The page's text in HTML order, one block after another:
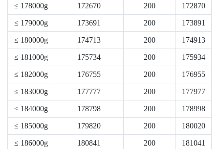
≤ 178000g 172670 200 172870
≤ 179000g 173691 200 173891
≤ 180000g 174713 200 174913
≤ 181000g 175734 200 175934
≤ 182000g 176755 200 176955
≤ 183000g 177777 200 177977
≤ 184000g 178798 200 178998
≤ 185000g 179820 200 180020
≤ 186000g 180841 200 181041